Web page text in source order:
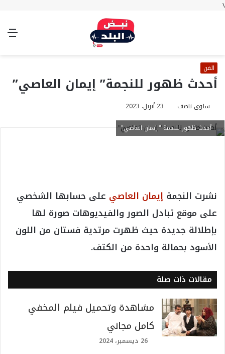
\
الوضع
الفن
أحدث ظهور للنجمة” إيمان العاصي”
سلوى ناصف
23 أبريل، 2023
أحدث ظهور للنجمة " إيمان العاصي"
نشرت النجمة إيمان العاصي على حسابها الشخصي
على موقع تبادل الصور والفيديوهات صورة لها
بإطلالة جديدة حيث ظهرت مرتدية فستان من اللون
الأسود بحمالة واحدة من الكتف.
مقالات ذات صلة
مشاهدة وتحميل فيلم المخفي
كامل مجاني
26 ديسمبر، 2024